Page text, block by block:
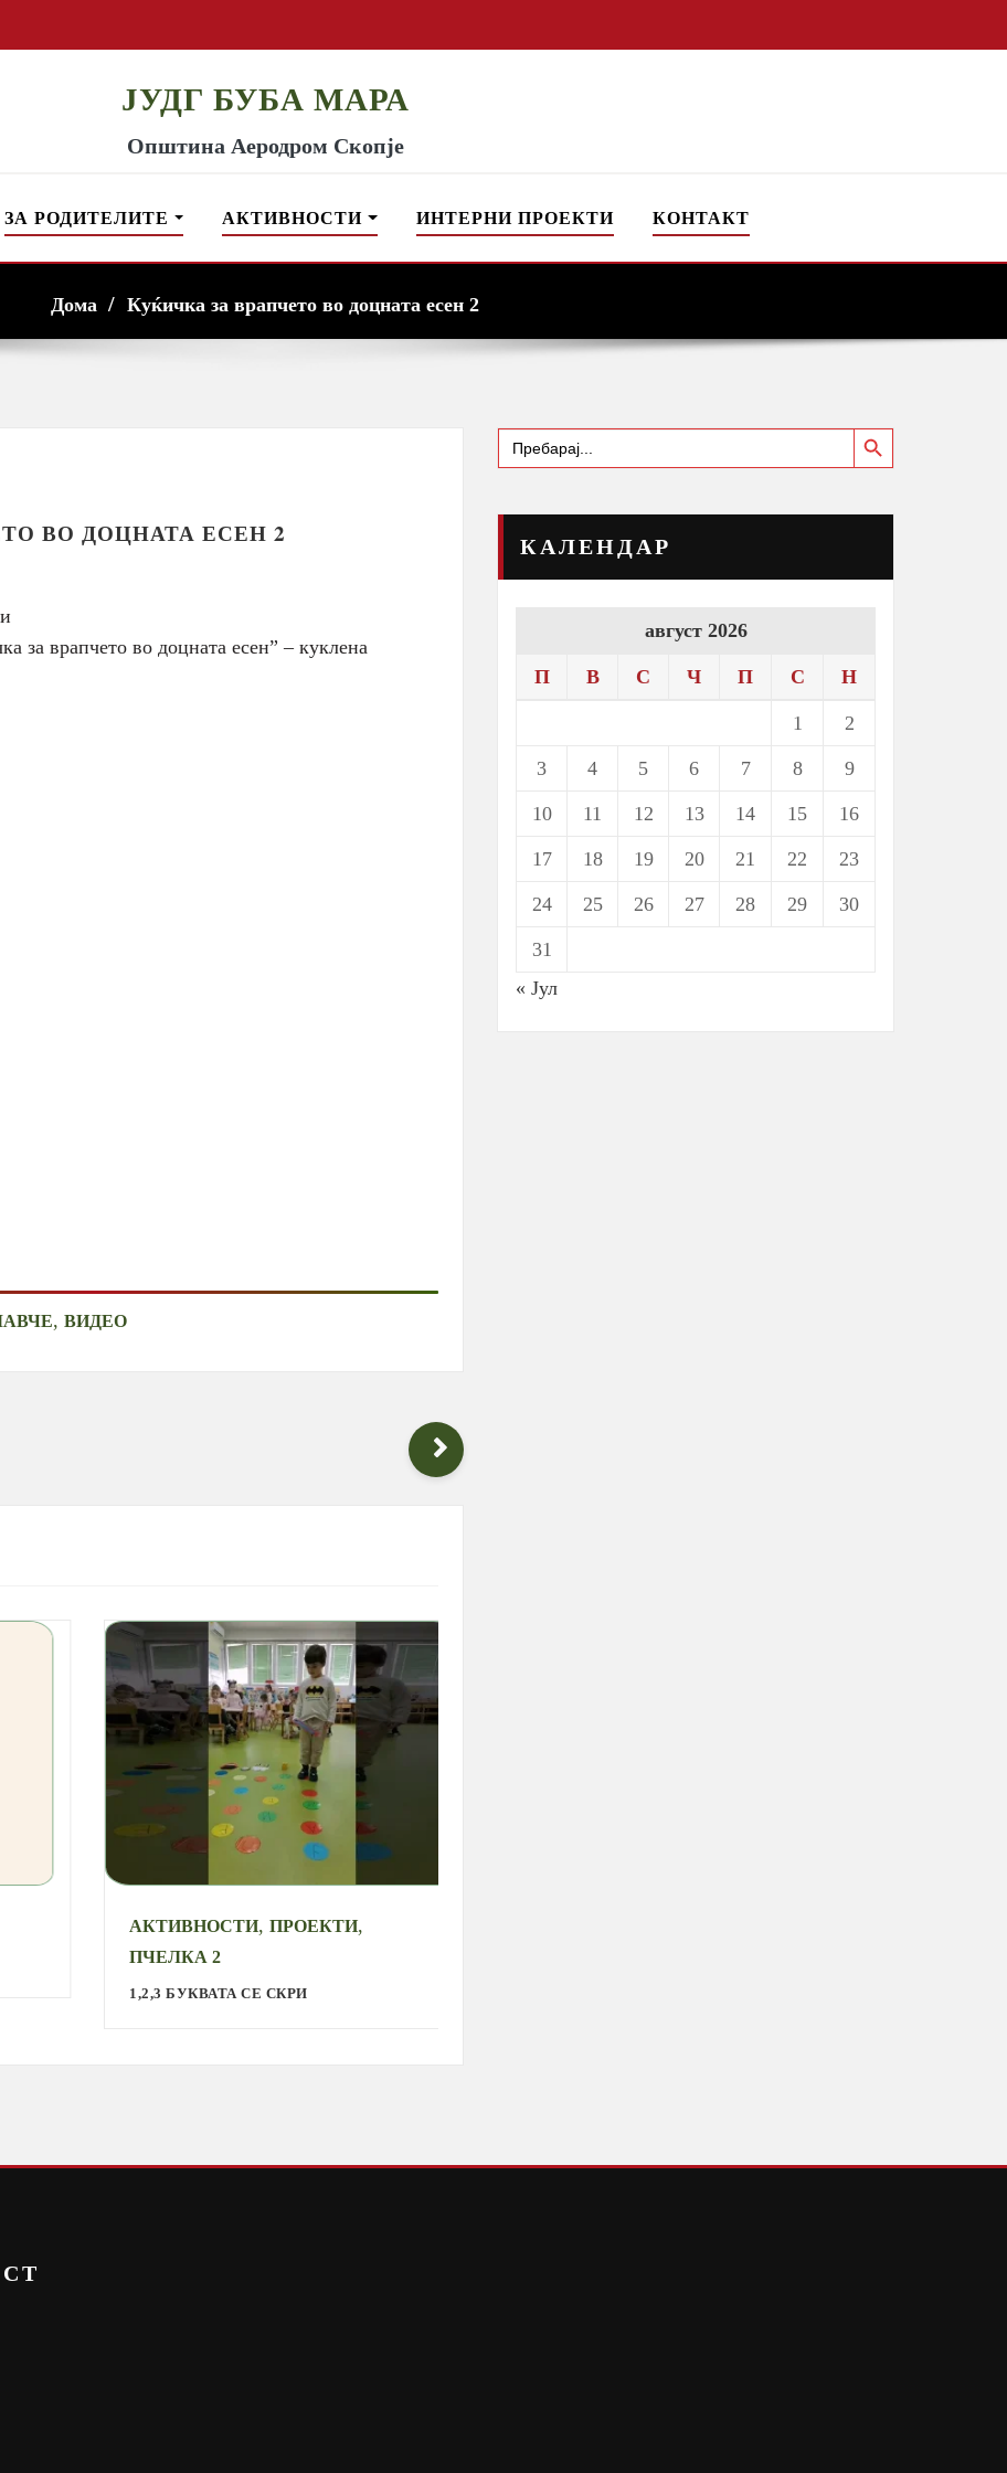
ЈУДГ БУБА МАРА
Општина Аеродром Скопје
ЗА РОДИТЕЛИТЕ АКТИВНОСТИ ИНТЕРНИ ПРОЕКТИ КОНТАКТ
Дома Куќичка за врапчето во доцната есен 2
ВО ДОЦНАТА ЕСЕН 2
за врапчето во доцната есен” – куклена
, ВИДЕО
АКТИВНОСТИ,ПРОЕКТИ,
ПЧЕЛКА 2
1,2,3 БУКВАТА СЕ СКРИ
Search
for:
Search Button
КАЛЕНДАР
август 2026
П В С Ч П С Н
1 2
3 4 5 6 7 8 9
10 11 12 13 14 15 16
17 18 19 20 21 22 23
24 25 26 27 28 29 30
31
« Јул